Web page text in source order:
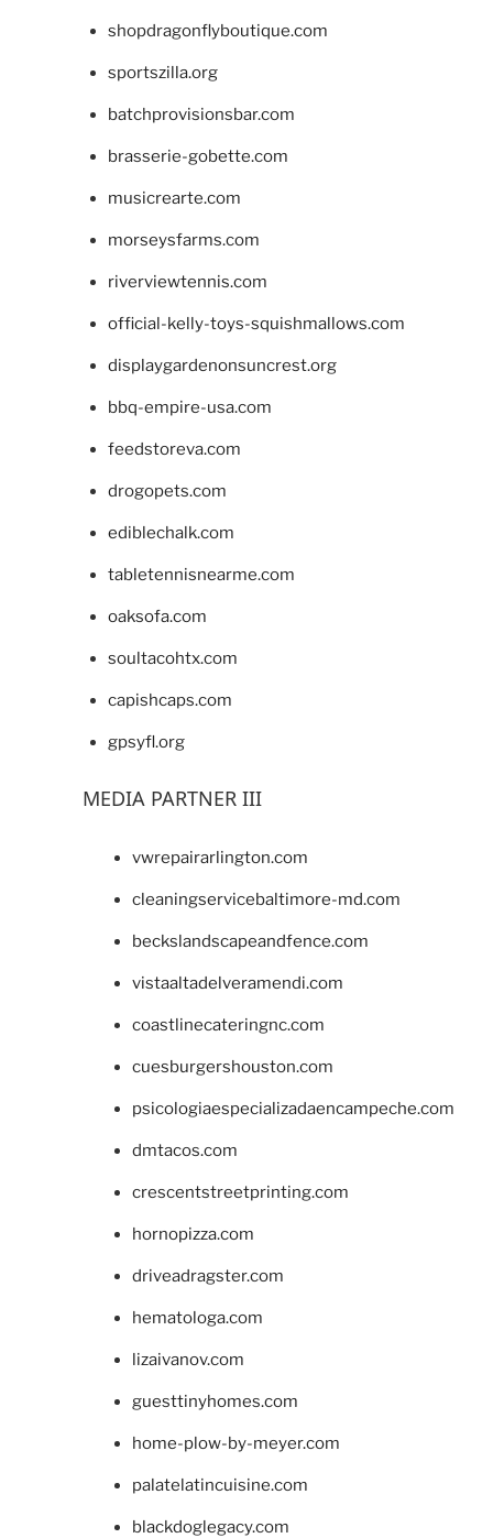
shopdragonflyboutique.com
sportszilla.org
batchprovisionsbar.com
brasserie-gobette.com
musicrearte.com
morseysfarms.com
riverviewtennis.com
official-kelly-toys-squishmallows.com
displaygardenonsuncrest.org
bbq-empire-usa.com
feedstoreva.com
drogopets.com
ediblechalk.com
tabletennisnearme.com
oaksofa.com
soultacohtx.com
capishcaps.com
gpsyfl.org
MEDIA PARTNER III
vwrepairarlington.com
cleaningservicebaltimore-md.com
beckslandscapeandfence.com
vistaaltadelveramendi.com
coastlinecateringnc.com
cuesburgershouston.com
psicologiaespecializadaencampeche.com
dmtacos.com
crescentstreetprinting.com
hornopizza.com
driveadragster.com
hematologa.com
lizaivanov.com
guesttinyhomes.com
home-plow-by-meyer.com
palatelatincuisine.com
blackdoglegacy.com